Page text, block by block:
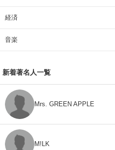
経済
音楽
新着著名人一覧
Mrs. GREEN APPLE
M!LK